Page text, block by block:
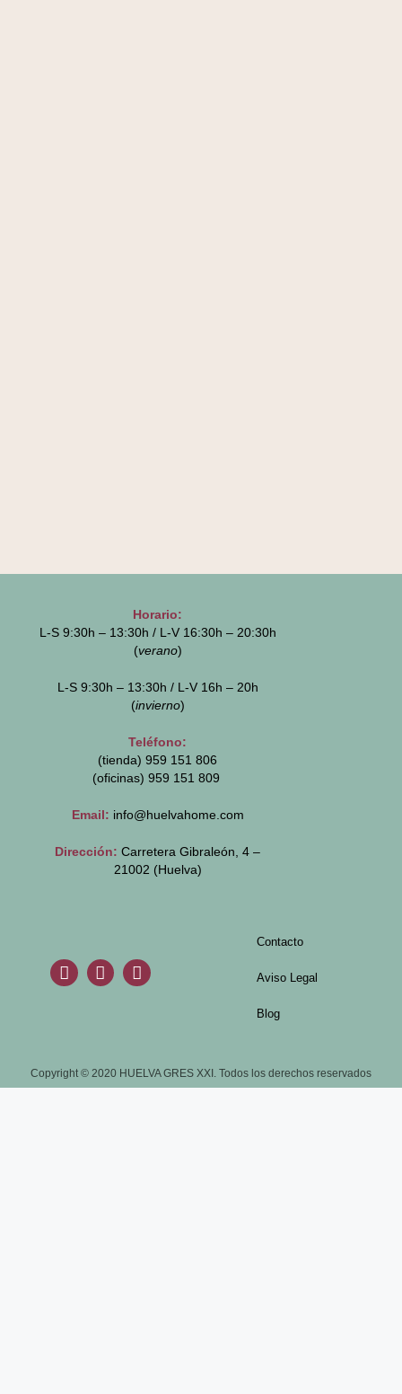
Horario:
L-S 9:30h – 13:30h / L-V 16:30h – 20:30h
(verano)
L-S 9:30h – 13:30h / L-V 16h – 20h
(invierno)
Teléfono:
(tienda) 959 151 806
(oficinas) 959 151 809
Email: info@huelvahome.com
Dirección: Carretera Gibraleón, 4 –
21002 (Huelva)
Contacto
Aviso Legal
Blog
Copyright © 2020 HUELVA GRES XXI. Todos los derechos reservados